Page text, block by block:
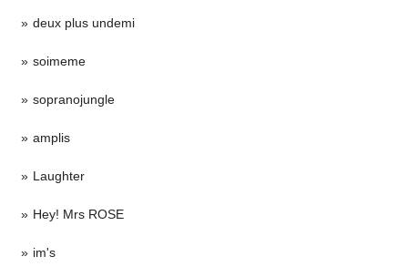
deux plus undemi
soimeme
sopranojungle
amplis
Laughter
Hey! Mrs ROSE
im's